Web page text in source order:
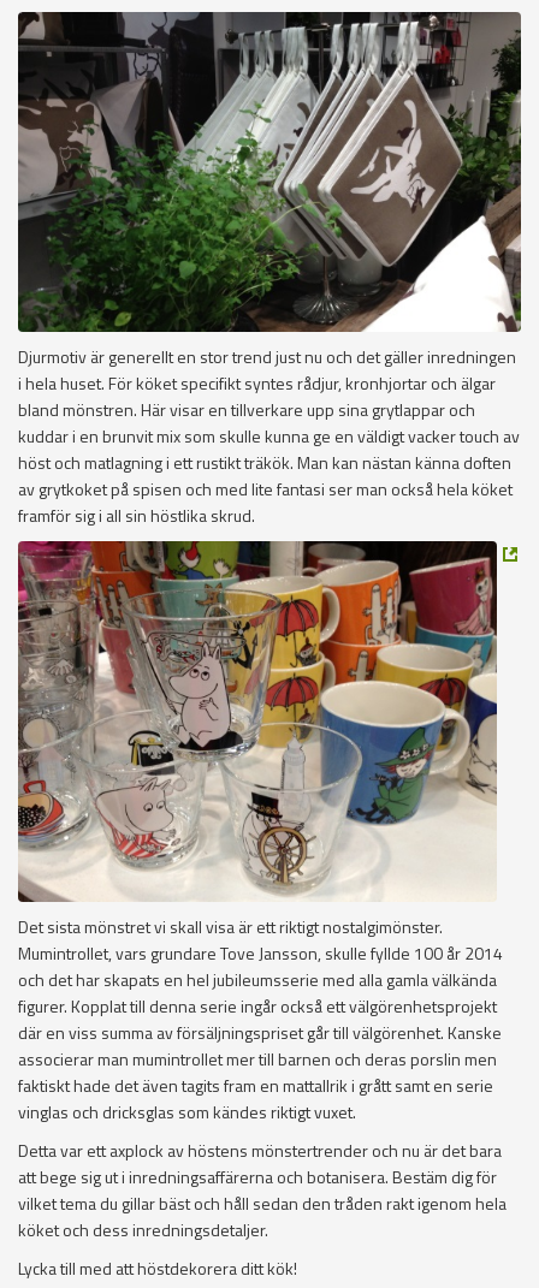
Djurmotiv är generellt en stor trend just nu och det gäller inredningen
i hela huset. För köket specifikt syntes rådjur, kronhjortar och älgar
bland mönstren. Här visar en tillverkare upp sina grytlappar och
kuddar i en brunvit mix som skulle kunna ge en väldigt vacker touch av
höst och matlagning i ett rustikt träkök. Man kan nästan känna doften
av grytkoket på spisen och med lite fantasi ser man också hela köket
framför sig i all sin höstlika skrud.
Det sista mönstret vi skall visa är ett riktigt nostalgimönster.
Mumintrollet, vars grundare Tove Jansson, skulle fyllde 100 år 2014
och det har skapats en hel jubileumsserie med alla gamla välkända
figurer. Kopplat till denna serie ingår också ett välgörenhetsprojekt
där en viss summa av försäljningspriset går till välgörenhet. Kanske
associerar man mumintrollet mer till barnen och deras porslin men
faktiskt hade det även tagits fram en mattallrik i grått samt en serie
vinglas och dricksglas som kändes riktigt vuxet.
Detta var ett axplock av höstens mönstertrender och nu är det bara
att bege sig ut i inredningsaffärerna och botanisera. Bestäm dig för
vilket tema du gillar bäst och håll sedan den tråden rakt igenom hela
köket och dess inredningsdetaljer.
Lycka till med att höstdekorera ditt kök!